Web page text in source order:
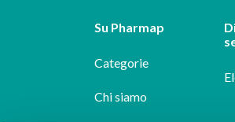
Su Pharmap
Categorie
Chi siamo